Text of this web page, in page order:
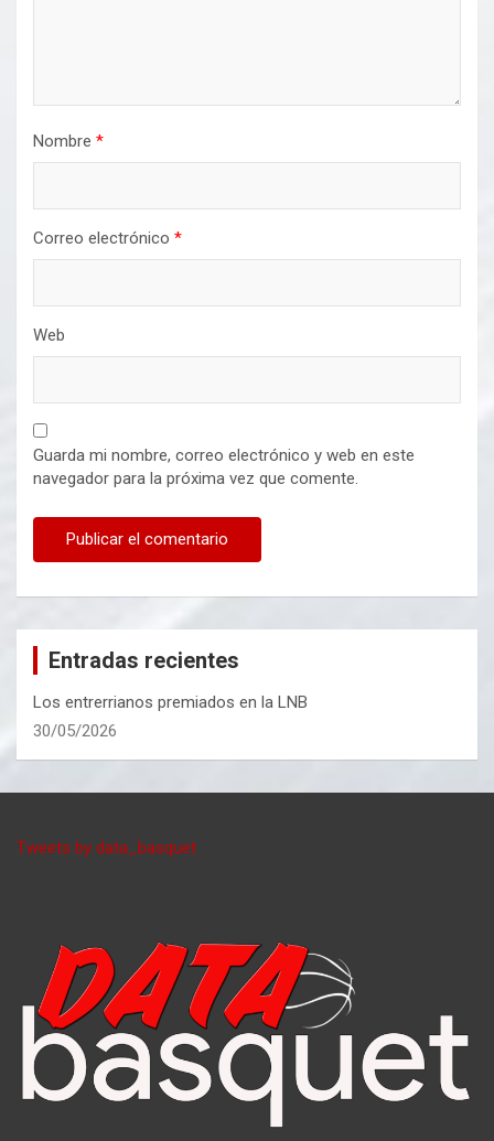
Nombre *
Correo electrónico *
Web
Guarda mi nombre, correo electrónico y web en este
navegador para la próxima vez que comente.
Entradas recientes
Los entrerrianos premiados en la LNB
30/05/2026
Tweets by data_basquet